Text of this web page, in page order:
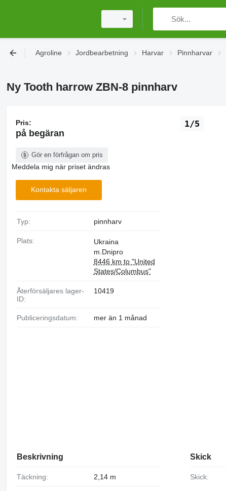
Agroline Jordbearbetning Harvar Pinnharvar
Ny Tooth harrow ZBN-8 pinnharv
1/5
Pris:
på begäran
Gör en förfrågan om pris
Meddela mig när priset ändras
Kontakta säljaren
Typ: pinnharv
Plats:
Ukraina
m.Dnipro
8446 km to "United
States/Columbus"
Återförsäljares lager-
ID:
10419
Publiceringsdatum: mer än 1 månad
Beskrivning
Täckning: 2,14 m
Skick
Skick: